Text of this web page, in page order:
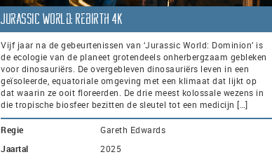
Jurassic World: Rebirth 4K
Vijf jaar na de gebeurtenissen van ‘Jurassic World: Dominion’ is
de ecologie van de planeet grotendeels onherbergzaam gebleken
voor dinosauriërs. De overgebleven dinosauriërs leven in een
geïsoleerde, equatoriale omgeving met een klimaat dat lijkt op
dat waarin ze ooit floreerden. De drie meest kolossale wezens in
die tropische biosfeer bezitten de sleutel tot een medicijn […]
Regie
Gareth Edwards
Jaartal
2025